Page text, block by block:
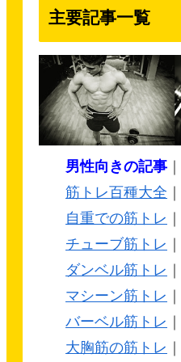
主要記事一覧
男性向きの記事 ｜
筋トレ百種大全 ｜
自重での筋トレ ｜
チューブ筋トレ ｜
ダンベル筋トレ ｜
マシーン筋トレ ｜
バーベル筋トレ ｜
大胸筋の筋トレ ｜